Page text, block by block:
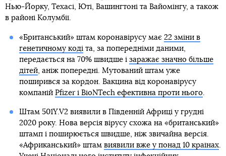
Нью-Йорку, Техасі, Юті, Вашингтоні та Вайомінгу, а також
в районі Колумбії.
«Британський» штам коронавірусу має 22 зміни в
генетичному кодіта, за попередніми даними,
передається на 70% швидше і заражає значно більше
дітей, аніж попередні. Мутований штам уже
поширився за кордон. Вакцина від коронавірусу
компаній Pfizer і BioNTech ефективна проти нього.
Штам 501Y.V2 виявили в Південній Африці у грудні
2020 року. Нова версія вірусу схожа на «британський»
штамп і поширюється швидше, ніж звичайна версія.
«Африканський» штам виявили вже у понад 10 країнах.